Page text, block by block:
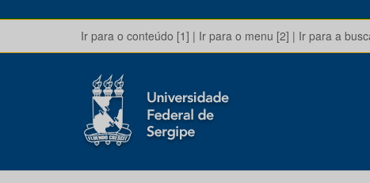
Ir para o conteúdo [1] | Ir para o menu [2] | Ir para a